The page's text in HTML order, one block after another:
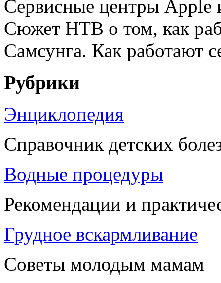
Сервисные центры Apple
Сюжет НТВ о том, как
Самсунга. Как работают
Рубрики
Энциклопедия
Справочник детских
Водные процедуры
Рекомендации и
Грудное вскармливание
Советы молодым мамам